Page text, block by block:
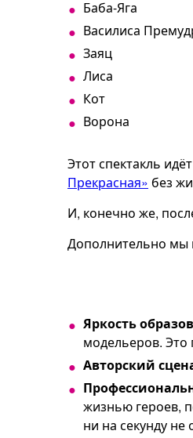
Баба-Яга
Василиса
Заяц
Лиса
Кот
Ворона
Этот спектакль
Прекрасная» без
И, конечно же,
Дополнительно мы
Яркость
модельеров.
Авторский
жизнью героев,
ни на секунду не